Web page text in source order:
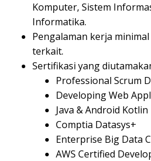
Komputer, Sistem
Informatika.
Pengalaman kerja
terkait.
Sertifikasi yang
Professional Scrum
Developing Web
Java & Android
Comptia Datasys+
Enterprise Big Data
AWS Certified